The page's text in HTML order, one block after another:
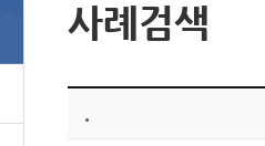
사례검색
.